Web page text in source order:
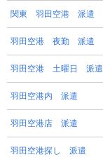
関東 羽田空港 派遣
羽田空港 夜勤 派遣
羽田空港 土曜日 派遣
羽田空港内 派遣
羽田空港店 派遣
羽田空港探し 派遣